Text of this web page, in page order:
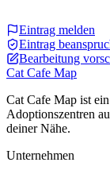
Eintrag melden
Eintrag
Bearbeitung
Cat Cafe Map
Cat Cafe Map ist
Adoptionszentren
deiner Nähe.
Unternehmen